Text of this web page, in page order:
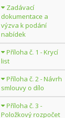
Zadávací
dokumentace a
výzva k podání
nabídek
Příloha č. 1 - Krycí
list
Příloha č. 2 - Návrh
smlouvy o dílo
Příloha č. 3 -
Položkový rozpočet